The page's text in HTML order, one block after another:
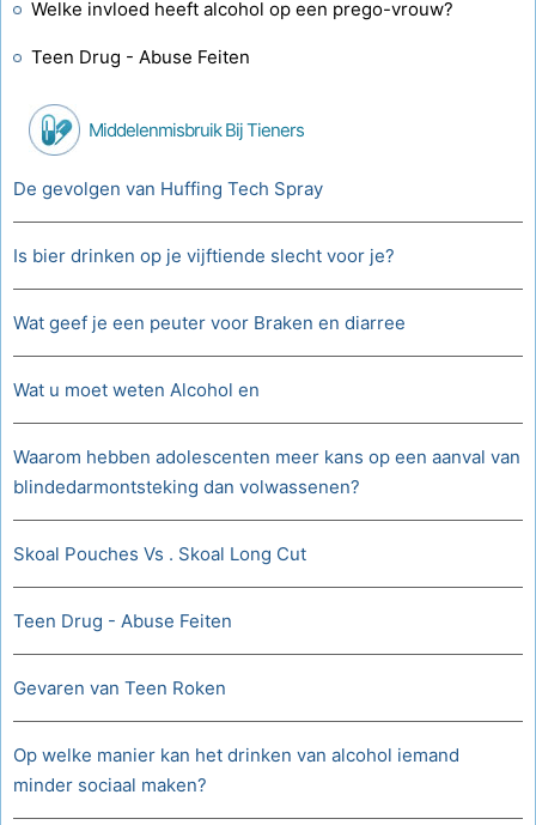
Welke invloed heeft alcohol op een prego-vrouw?
Teen Drug - Abuse Feiten
Middelenmisbruik Bij Tieners
De gevolgen van Huffing Tech Spray
Is bier drinken op je vijftiende slecht voor je?
Wat geef je een peuter voor Braken en diarree
Wat u moet weten Alcohol en
Waarom hebben adolescenten meer kans op een aanval van
blindedarmontsteking dan volwassenen?
Skoal Pouches Vs . Skoal Long Cut
Teen Drug - Abuse Feiten
Gevaren van Teen Roken
Op welke manier kan het drinken van alcohol iemand
minder sociaal maken?